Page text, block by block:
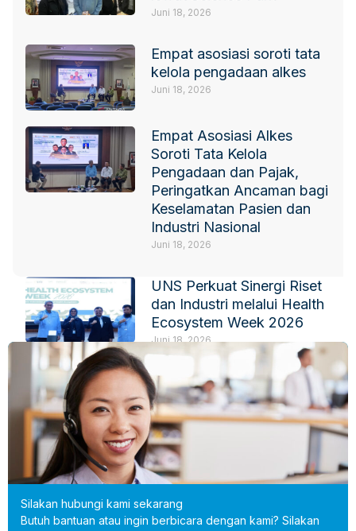
Juni 18, 2026
Empat asosiasi soroti tata
kelola pengadaan alkes
Juni 18, 2026
Empat Asosiasi Alkes
Soroti Tata Kelola
Pengadaan dan Pajak,
Peringatkan Ancaman bagi
Keselamatan Pasien dan
Industri Nasional
Juni 18, 2026
UNS Perkuat Sinergi Riset
dan Industri melalui Health
Ecosystem Week 2026
Juni 18, 2026
IKPI-HIPELKI Fokus
Perkuat Kerja Sama
Pendidikan dan Riset
Juni 18, 2026
Silakan hubungi kami sekarang
Butuh bantuan atau ingin berbicara dengan kami? Silakan